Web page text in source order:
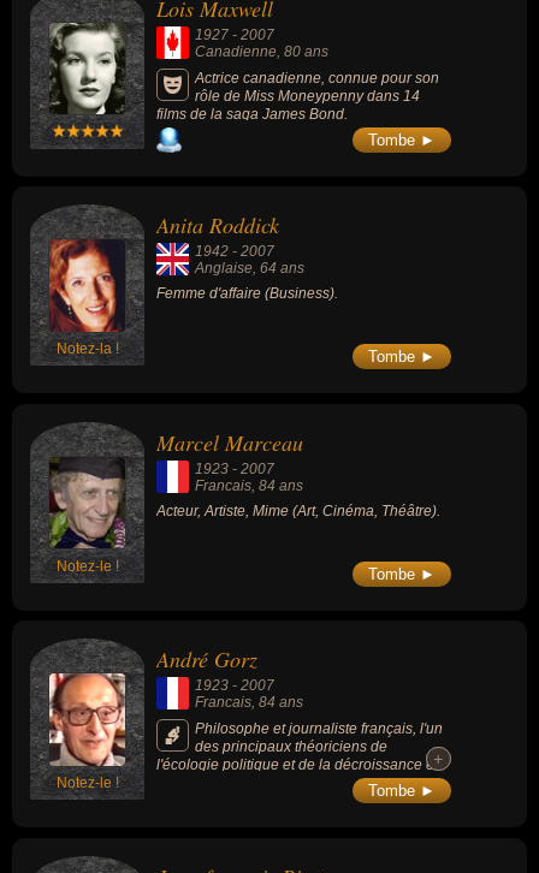
Lois Maxwell
1927 - 2007
Canadienne , 80 ans
Actrice canadienne, connue pour son
rôle de Miss Moneypenny dans 14
films de la saga James Bond.
Tombe ►
Notez-la !
Anita Roddick
1942 - 2007
Anglaise, 64 ans
Femme d'affaire (Business).
Tombe ►
Notez-le !
Marcel Marceau
1923 - 2007
Francais, 84 ans
Acteur, Artiste, Mime (Art, Cinéma, Théâtre).
Tombe ►
Notez-le !
André Gorz
1923 - 2007
Francais, 84 ans
Philosophe et journaliste français, l'un
des principaux théoriciens de
l'écologie politique et de la décroissance et
cofondateur en 1964 du Nouvel Observateur.
+
+
Tombe ►